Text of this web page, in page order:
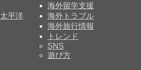
平洋
海外留学支援
海外トラブル
海外旅行情報
トレンド
SNS
遊び方